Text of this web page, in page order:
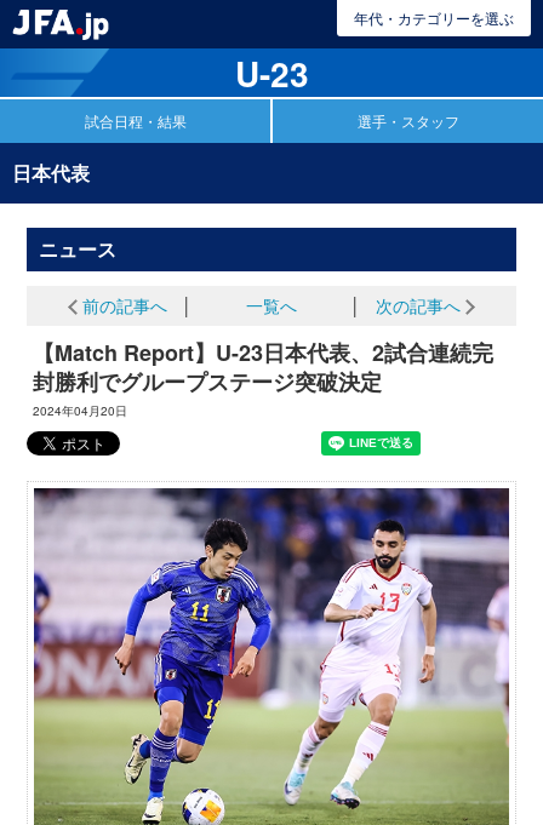
年代・カテゴリーを選ぶ
U-23
試合日程・結果 選手・スタッフ
日本代表
ニュース
前の記事へ 一覧へ 次の記事へ
【Match Report】U-23日本代表、2試合連続完
封勝利でグループステージ突破決定
2024年04月20日